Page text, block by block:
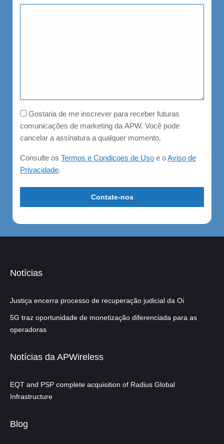
Consent
Gostaria de me inscrever para receber futuras
comunicações de marketing da APW. Você pode
cancelar a assinatura a qualquer momento.
Consulte os Termos e Condicoes de Uso e oAviso de
Privacidade.
Notícias
Justiça encerra processo de recuperação judicial da Oi
5G traz oportunidade de monetização diferenciada para as
operadoras
Notícias da APWireless
EQT and PSP complete acquisition of Radius Global
Infrastructure
Blog